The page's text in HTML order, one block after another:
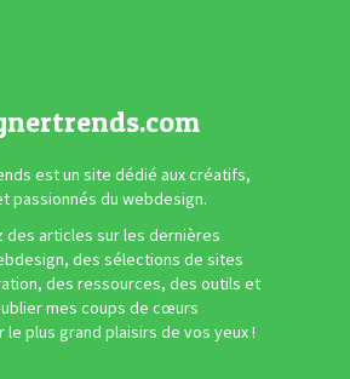
est un site dédié aux créatifs,
passionnés du webdesign.
des articles sur les dernières
des sélections de sites
des ressources, des outils et
mes coups de cœurs
le plus grand plaisirs de vos yeux !